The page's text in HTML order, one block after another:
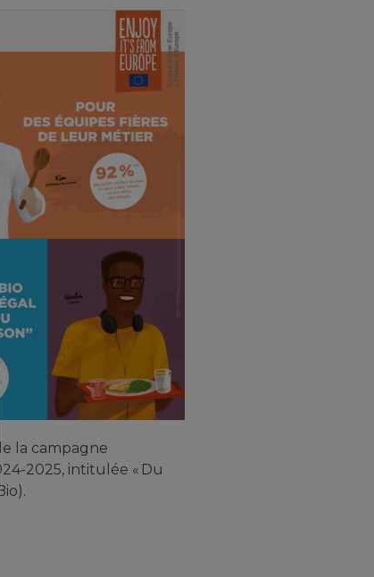
la campagne
2025, intitulée « Du